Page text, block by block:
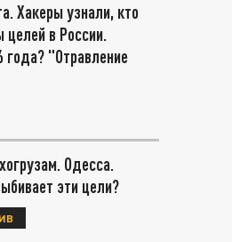
Хакеры узнали, кто
в России.
года? "Отравление
Одесса.
эти цели?